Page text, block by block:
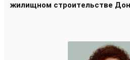
жилищном строительстве